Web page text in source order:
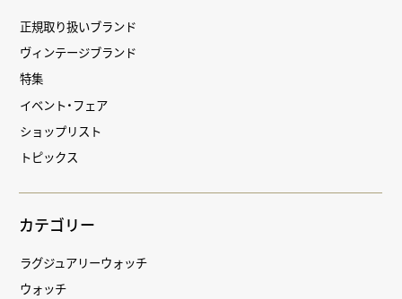
正規取り扱いブランド
ヴィンテージブランド
特集
イベント・フェア
ショップリスト
トピックス
カテゴリー
ラグジュアリーウォッチ
ウォッチ